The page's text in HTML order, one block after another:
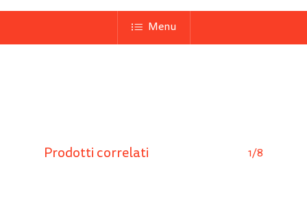
Menu
Prodotti correlati 1/8